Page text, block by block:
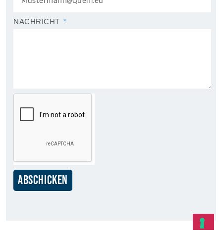
NACHRICHT
ABSCHICKEN